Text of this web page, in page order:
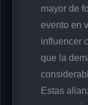
mayor de
evento en
influencer
que la
Estas